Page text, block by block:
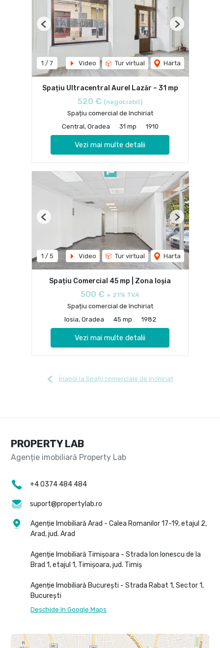
1 / 7 Video Tur virtual Harta
Previous Next
Spațiu Ultracentral Aurel Lazăr – 31 mp
520 € (negociabil)
Spațiu comercial de închiriat
Central, Oradea
31 mp 1910
Vezi mai multe detalii
1 / 5 Video Tur virtual Harta
Previous Next
Spațiu Comercial 45 mp | Zona Ioșia
500 € + 21% TVA
Spațiu comercial de închiriat
Iosia, Oradea
45 mp 1982
Vezi mai multe detalii
Înapoi la Spații comerciale de închiriat
PROPERTY LAB
+4 0374 484 484
suport@propertylab.ro
Agenție Imobiliară Arad - Calea Romanilor 17-19, etajul 2,
Arad, jud. Arad
Agenție Imobiliară Timișoara - Strada Ion Ionescu de la
Brad 1, etajul 1, Timișoara, jud. Timiș
Agenție Imobiliară București - Strada Rabat 1, Sector 1,
București
Deschide în Google Maps